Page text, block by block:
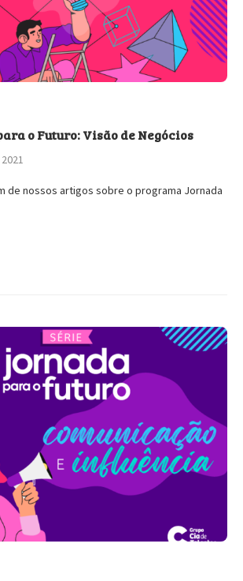
o Futuro: Visão de Negócios
de nossos artigos sobre o programa Jornada